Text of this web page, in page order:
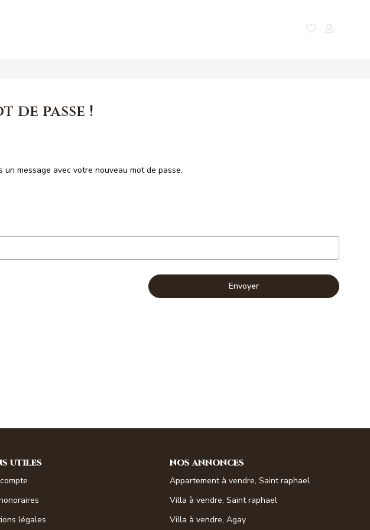
de passe !
message avec votre nouveau mot de passe.
Envoyer
UTILES
légales
NOS ANNONCES
Appartement à vendre, Saint raphael
Villa à vendre, Saint raphael
Villa à vendre, Agay